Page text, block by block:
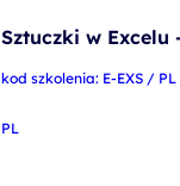
Sztuczki w Excelu
kod szkolenia: E-EXS /
PL